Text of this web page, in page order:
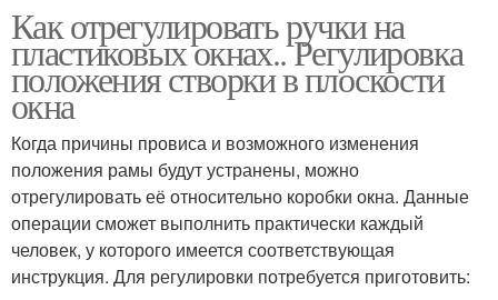
Как отрегулировать ручки на
пластиковых окнах.. Регулировка
положения створки в плоскости
окна
Когда причины провиса и возможного изменения
положения рамы будут устранены, можно
отрегулировать её относительно коробки окна. Данные
операции сможет выполнить практически каждый
человек, у которого имеется соответствующая
инструкция. Для регулировки потребуется приготовить: